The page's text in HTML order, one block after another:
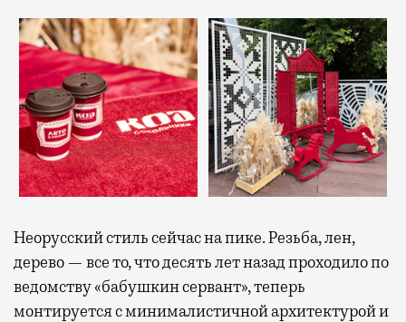
Неорусский стиль сейчас на пике. Резьба, лен,
дерево — все то, что десять лет назад проходило по
ведомству «бабушкин сервант», теперь
монтируется с минималистичной архитектурой и